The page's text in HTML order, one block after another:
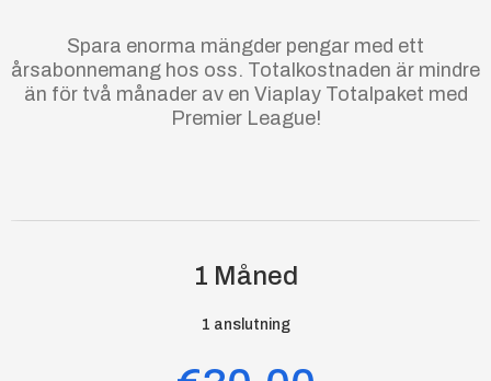
Spara enorma mängder pengar med ett
årsabonnemang hos oss. Totalkostnaden är mindre
än för två månader av en Viaplay Totalpaket med
Premier League!
1 Måned
1 anslutning